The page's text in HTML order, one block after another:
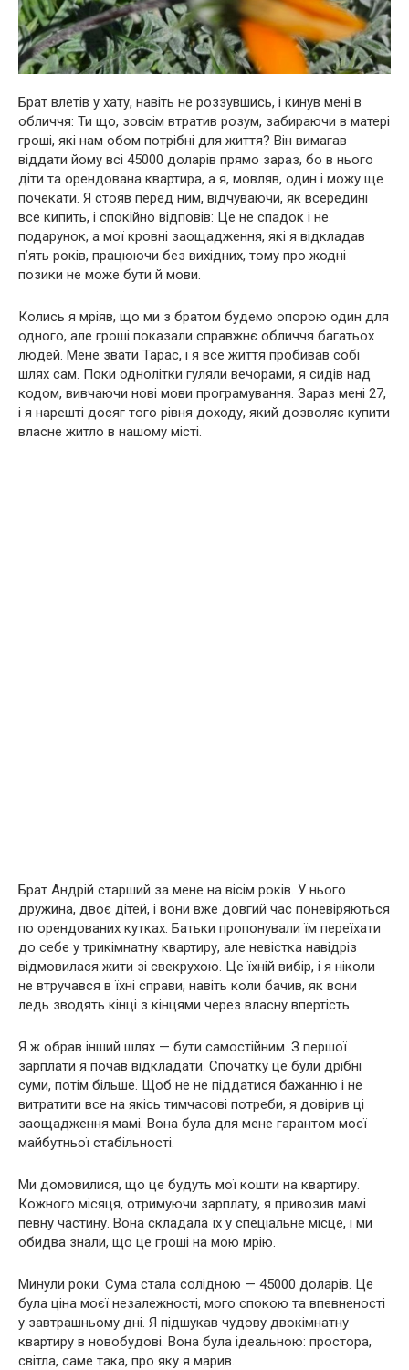
Брат влетів у хату, навіть не роззувшись, і кинув мені в
обличчя: Ти що, зовсім втратив розум, забираючи в матері
гроші, які нам обом потрібні для життя? Він вимагав
віддати йому всі 45000 доларів прямо зараз, бо в нього
діти та орендована квартира, а я, мовляв, один і можу ще
почекати. Я стояв перед ним, відчуваючи, як всередині
все кипить, і спокійно відповів: Це не спадок і не
подарунок, а мої кровні заощадження, які я відкладав
п’ять років, працюючи без вихідних, тому про жодні
позики не може бути й мови.
Колись я мріяв, що ми з братом будемо опорою один для
одного, але гроші показали справжнє обличчя багатьох
людей. Мене звати Тарас, і я все життя пробивав собі
шлях сам. Поки однолітки гуляли вечорами, я сидів над
кодом, вивчаючи нові мови програмування. Зараз мені 27,
і я нарешті досяг того рівня доходу, який дозволяє купити
власне житло в нашому місті.
Брат Андрій старший за мене на вісім років. У нього
дружина, двоє дітей, і вони вже довгий час поневіряються
по орендованих кутках. Батьки пропонували їм переїхати
до себе у трикімнатну квартиру, але невістка навідріз
відмовилася жити зі свекрухою. Це їхній вибір, і я ніколи
не втручався в їхні справи, навіть коли бачив, як вони
ледь зводять кінці з кінцями через власну впертість.
Я ж обрав інший шлях — бути самостійним. З першої
зарплати я почав відкладати. Спочатку це були дрібні
суми, потім більше. Щоб не не піддатися бажанню і не
витратити все на якісь тимчасові потреби, я довірив ці
заощадження мамі. Вона була для мене гарантом моєї
майбутньої стабільності.
Ми домовилися, що це будуть мої кошти на квартиру.
Кожного місяця, отримуючи зарплату, я привозив мамі
певну частину. Вона складала їх у спеціальне місце, і ми
обидва знали, що це гроші на мою мрію.
Минули роки. Сума стала солідною — 45000 доларів. Це
була ціна моєї незалежності, мого спокою та впевненості
у завтрашньому дні. Я підшукав чудову двокімнатну
квартиру в новобудові. Вона була ідеальною: простора,
світла, саме така, про яку я марив.